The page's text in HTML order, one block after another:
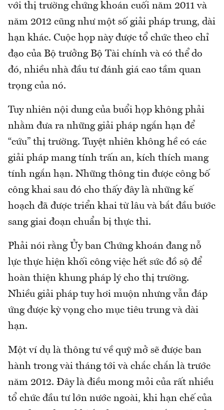
với thị trường chứng khoán cuối năm 2011 và
năm 2012 cũng như một số giải pháp trung, dài
hạn khác. Cuộc họp này được tổ chức theo chỉ
đạo của Bộ trưởng Bộ Tài chính và có thể do
đó, nhiều nhà đầu tư đánh giá cao tầm quan
trọng của nó.
Tuy nhiên nội dung của buổi họp không phải
nhằm đưa ra những giải pháp ngắn hạn để
“cứu” thị trường. Tuyệt nhiên không hề có các
giải pháp mang tính trấn an, kích thích mang
tính ngắn hạn. Những thông tin được công bố
công khai sau đó cho thấy đây là những kế
hoạch đã được triển khai từ lâu và bắt đầu bước
sang giai đoạn chuẩn bị thực thi.
Phải nói rằng Ủy ban Chứng khoán đang nỗ
lực thực hiện khối công việc hết sức đồ sộ để
hoàn thiện khung pháp lý cho thị trường.
Nhiều giải pháp tuy hơi muộn nhưng vẫn đáp
ứng được kỳ vọng cho mục tiêu trung và dài
hạn.
Một ví dụ là thông tư về quỹ mở sẽ được ban
hành trong vài tháng tới và chắc chắn là trước
năm 2012. Đây là điều mong mỏi của rất nhiều
tổ chức đầu tư lớn nước ngoài, khi hạn chế của